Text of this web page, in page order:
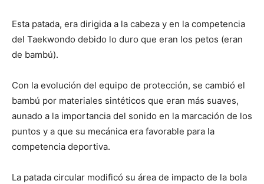
Esta patada, era dirigida a la cabeza y en la competencia
del Taekwondo debido lo duro que eran los petos (eran
de bambú).
Con la evolución del equipo de protección, se cambió el
bambú por materiales sintéticos que eran más suaves,
aunado a la importancia del sonido en la marcación de los
puntos y a que su mecánica era favorable para la
competencia deportiva.
La patada circular modificó su área de impacto de la bola